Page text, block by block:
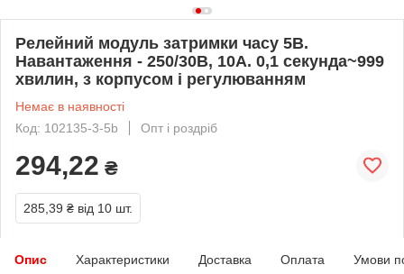
Релейний модуль затримки часу 5В.
Навантаження - 250/30В, 10А. 0,1 секунда~999
хвилин, з корпусом і регулюванням
Немає в наявності
Код: 102135-3-5b
Опт і роздріб
294,22 ₴
285,39 ₴ від 10 шт.
Опис Характеристики Доставка Оплата Умови